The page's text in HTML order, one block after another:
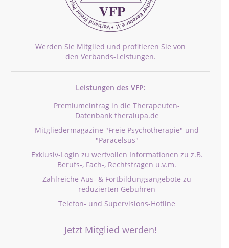
Werden Sie Mitglied und profitieren Sie von
den Verbands-Leistungen.
Leistungen des VFP:
Premiumeintrag in die Therapeuten-
Datenbank theralupa.de
Mitgliedermagazine "Freie Psychotherapie" und
"Paracelsus"
Exklusiv-Login zu wertvollen Informationen zu z.B.
Berufs-, Fach-, Rechtsfragen u.v.m.
Zahlreiche Aus- & Fortbildungsangebote zu
reduzierten Gebühren
Telefon- und Supervisions-Hotline
Jetzt Mitglied werden!